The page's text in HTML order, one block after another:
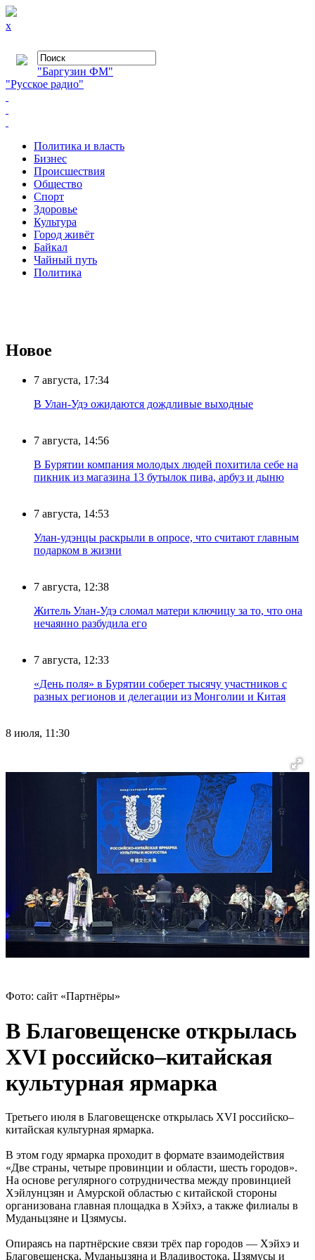
x
"Баргузин ФМ"
"Русское радио"
Политика и власть
Бизнес
Происшествия
Общество
Cпорт
Здоровье
Культура
Город живёт
Байкал
Чайный путь
Политика
Новое
7 августа, 17:34
В Улан-Удэ ожидаются дождливые выходные
7 августа, 14:56
В Бурятии компания молодых людей похитила себе на
пикник из магазина 13 бутылок пива, арбуз и дыню
7 августа, 14:53
Улан-удэнцы раскрыли в опросе, что считают главным
подарком в жизни
7 августа, 12:38
Житель Улан-Удэ сломал матери ключицу за то, что она
нечаянно разбудила его
7 августа, 12:33
«День поля» в Бурятии соберет тысячу участников с
разных регионов и делегации из Монголии и Китая
8 июля, 11:30
Фото: сайт «Партнёры»
В Благовещенске открылась
XVI российско–китайская
культурная ярмарка
Третьего июля в Благовещенске открылась XVI российско–
китайская культурная ярмарка.
В этом году ярмарка проходит в формате взаимодействия
«Две страны, четыре провинции и области, шесть городов».
На основе регулярного сотрудничества между провинцией
Хэйлунцзян и Амурской областью с китайской стороны
организована главная площадка в Хэйхэ, а также филиалы в
Муданьцзяне и Цзямусы.
Опираясь на партнёрские связи трёх пар городов — Хэйхэ и
Благовещенска, Муданьцзяна и Владивостока, Цзямусы и